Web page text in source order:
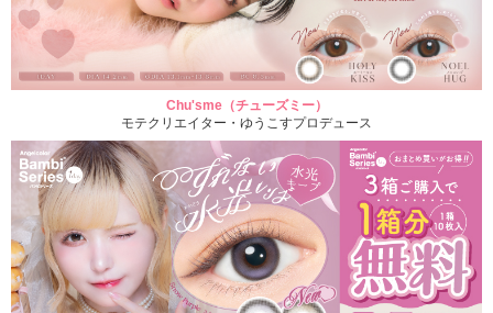
Chu'sme（チューズミー）
モテクリエイター・ゆうこすプロデュース